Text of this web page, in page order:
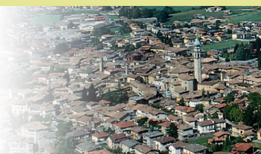
Salta
al
contenuto
principale